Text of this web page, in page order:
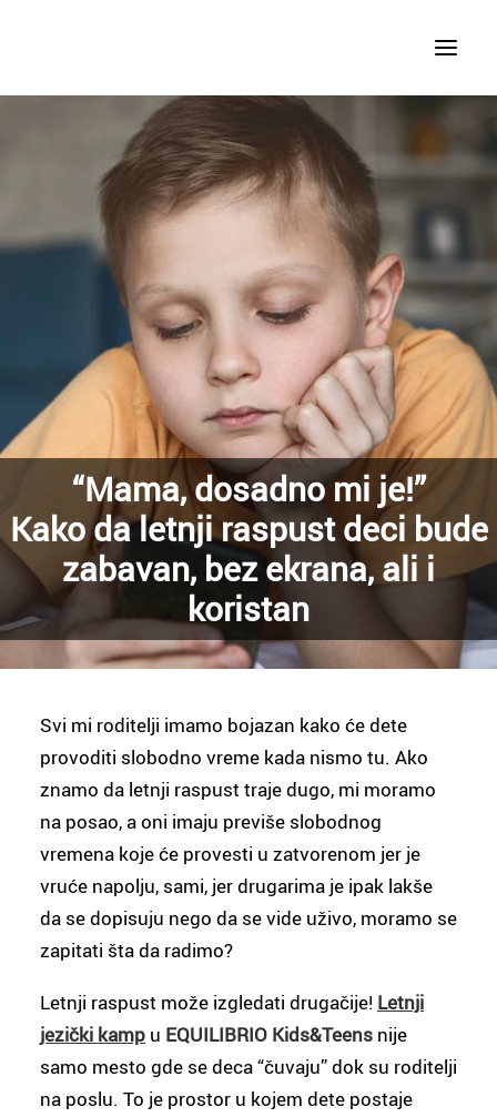
KURSEVI STRANIH JEZIKA
SPECIJALIZOVANI KURSEVI
JEZIČKI KAMPOVI
“Mama, dosadno mi je!”
Kako da letnji raspust deci bude
zabavan, bez ekrana, ali i
koristan
Svi mi roditelji imamo bojazan kako će dete
provoditi slobodno vreme kada nismo tu. Ako
znamo da letnji raspust traje dugo, mi moramo
na posao, a oni imaju previše slobodnog
vremena koje će provesti u zatvorenom jer je
vruće napolju, sami, jer drugarima je ipak lakše
da se dopisuju nego da se vide uživo, moramo se
zapitati šta da radimo?
Letnji raspust može izgledati drugačije! Letnji
jezički kamp u EQUILIBRIO Kids&Teens nije
samo mesto gde se deca “čuvaju” dok su roditelji
na poslu. To je prostor u kojem dete postaje